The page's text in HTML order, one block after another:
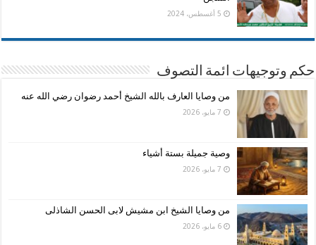
5 أغسطس، 2024
حكم وتوجيهات ائمة التصوف
من وصايا العارف بالله الشيخ أحمد رضوان رضي الله عنه
7 مايو، 2026
وصية جميلة بستة أشياء
7 مايو، 2026
من وصايا الشيخ ابن مشيش لابى الحسن الشاذلى
6 مايو، 2026